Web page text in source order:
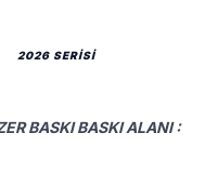
2026 SERİSİ
BASKI BASKI ALANI :